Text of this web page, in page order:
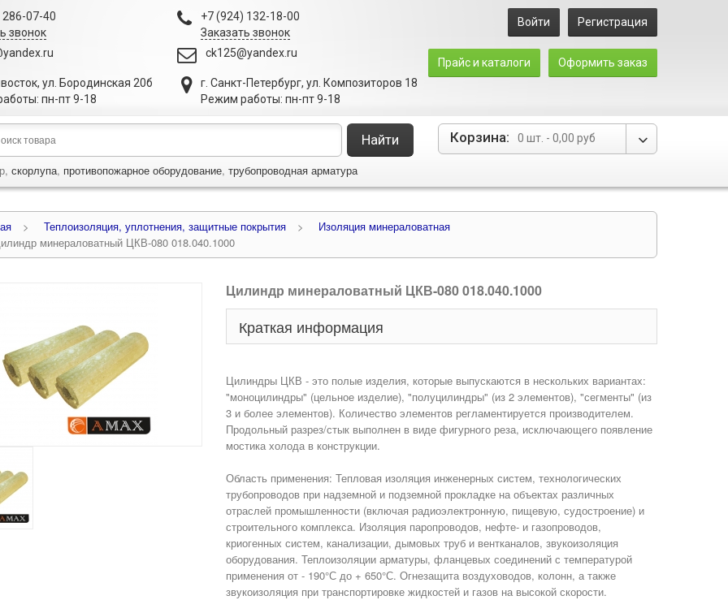
Войти Регистрация
Прайс и каталоги Оформить заказ
286-07-40
звонок
, ул. Бородинская 20б
пн-пт 9-18
+7 (924) 132-18-00
Заказать звонок
ck125@yandex.ru
г. Санкт-Петербург, ул. Композиторов 18
Режим работы: пн-пт 9-18
Корзина: 0 шт. - 0,00 руб
Найти
скорлупа, противопожарное оборудование, трубопроводная арматура
> Теплоизоляция, уплотнения, защитные покрытия >
Изоляция минераловатная
минераловатный ЦКВ-080 018.040.1000
Цилиндр минераловатный ЦКВ-080 018.040.1000
Краткая информация
Цилиндры ЦКВ - это полые изделия, которые выпускаются в нескольких вариантах:
"моноцилиндры" (цельное изделие), "полуцилиндры" (из 2 элементов), "сегменты" (из
3 и более элементов). Количество элементов регламентируется производителем.
Продольный разрез/стык выполнен в виде фигурного реза, исключающего появление
мостика холода в конструкции.
Область применения: Тепловая изоляция инженерных систем, технологических
трубопроводов при надземной и подземной прокладке на объектах различных
отраслей промышленности (включая радиоэлектронную, пищевую, судостроение) и
строительного комплекса. Изоляция паропроводов, нефте- и газопроводов,
криогенных систем, канализации, дымовых труб и вентканалов, звукоизоляция
оборудования. Теплоизоляции арматуры, фланцевых соединений с температурой
применения от - 190°С до + 650°С. Огнезащита воздуховодов, колонн, а также
звукоизоляция при транспортировке жидкостей и газов на высокой скорости.